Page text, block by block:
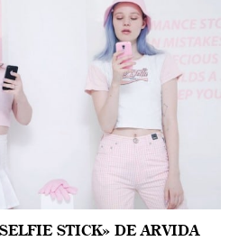
STICK» DE ARVIDA